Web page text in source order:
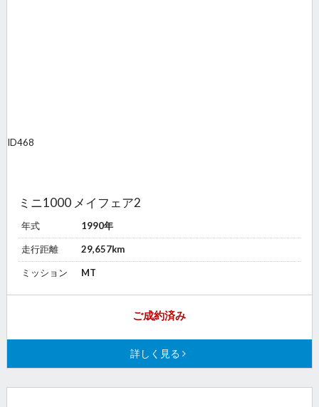
ID468
ミニ1000 メイフェア2
年式 1990年
走行距離 29,657km
ミッション MT
ご成約済み
詳しく見る